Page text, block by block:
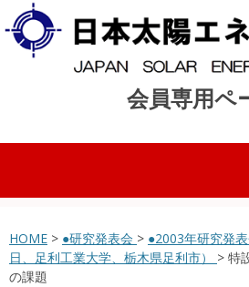
会員専用ペ
コンテンツへスキップ
HOME > ●研究発表会 > ●2003年研究発
日、足利工業大学、栃木県足利市） > 特
の課題